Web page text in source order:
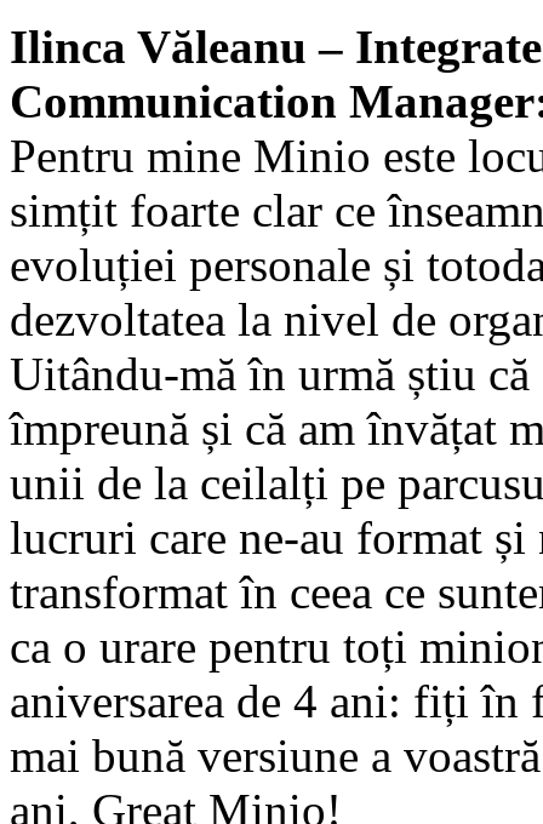
Ilinca Văleanu –
Communication
Pentru mine Minio este
simțit foarte clar ce
evoluției personale și
dezvoltatea la nivel de
Uitându-mă în urmă știu că
împreună și că am învățat
unii de la ceilalți pe
lucruri care ne-au format și
transformat în ceea ce
ca o urare pentru toți
aniversarea de 4 ani: fiți în
mai bună versiune a
ani, Great Minio!